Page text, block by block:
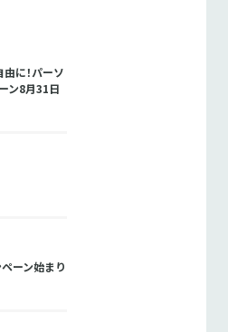
に！パーソ
ン8月31日
ペーン始まり